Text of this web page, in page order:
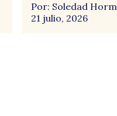
Por: Soledad
21 julio, 2026